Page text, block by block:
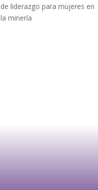
de liderazgo para mujeres en
la minería